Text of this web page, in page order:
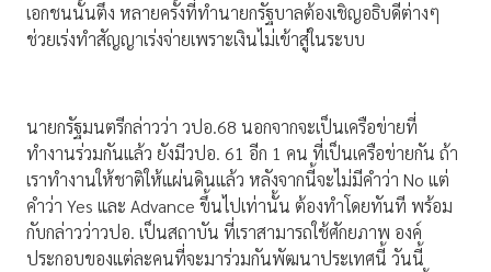
เอกชนนั้นตึง หลายครั้งที่ทำนายกรัฐบาลต้องเชิญอธิบดีต่างๆ
ช่วยเร่งทำสัญญาเร่งจ่ายเพราะเงินไม่เข้าสู่ในระบบ
นายกรัฐมนตรีกล่าวว่า วปอ.68 นอกจากจะเป็นเครือข่ายที่
ทำงานร่วมกันแล้ว ยังมีวปอ. 61 อีก 1 คน ที่เป็นเครือข่ายกัน ถ้า
เราทำงานให้ชาติให้แผ่นดินแล้ว หลังจากนี้จะไม่มีคำว่า No แต่
คำว่า Yes และ Advance ขึ้นไปเท่านั้น ต้องทำโดยทันที พร้อม
กับกล่าวว่าวปอ. เป็นสถาบัน ที่เราสามารถใช้ศักยภาพ องค์
ประกอบของแต่ละคนที่จะมาร่วมกันพัฒนาประเทศนี้ วันนี้